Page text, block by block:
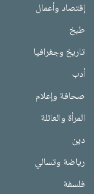
إقتصاد وأعمال
طبخ
تاريخ وجغرافيا
أدب
صحافة وإعلام
المرأة والعائلة
دين
رياضة وتسالي
فلسفة